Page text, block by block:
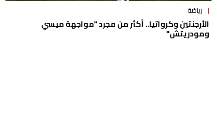
رياضة
الأرجنتين وكرواتيا.. أكثر من مجرد "مواجهة ميسي
ومودريتش"